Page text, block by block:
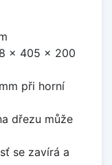
x 405 x 200
při horní
dřezu může
se zavírá a